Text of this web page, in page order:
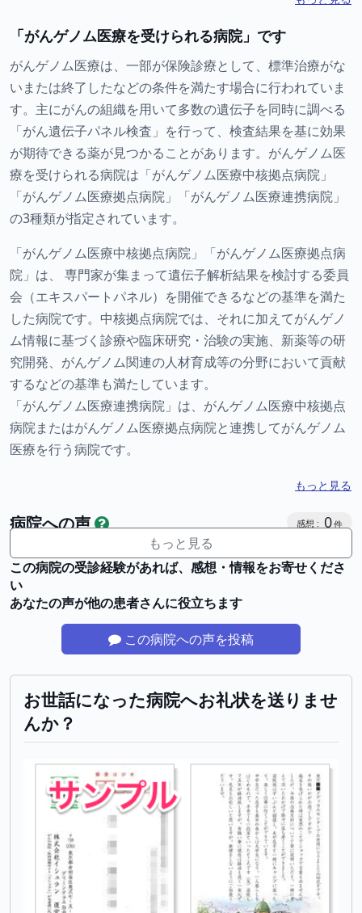
「がんゲノム医療を受けられる病院」です
がんゲノム医療は、一部が保険診療として、標準治療がな
いまたは終了したなどの条件を満たす場合に行われていま
す。主にがんの組織を用いて多数の遺伝子を同時に調べる
「がん遺伝子パネル検査」を行って、検査結果を基に効果
が期待できる薬が見つかることがあります。がんゲノム医
療を受けられる病院は「がんゲノム医療中核拠点病院」
「がんゲノム医療拠点病院」「がんゲノム医療連携病院」
の3種類が指定されています。
「がんゲノム医療中核拠点病院」「がんゲノム医療拠点病
院」は、 専門家が集まって遺伝子解析結果を検討する委員
会（エキスパートパネル）を開催できるなどの基準を満た
した病院です。中核拠点病院では、それに加えてがんゲノ
ム情報に基づく診療や臨床研究・治験の実施、新薬等の研
究開発、がんゲノム関連の人材育成等の分野において貢献
するなどの基準も満たしています。
「がんゲノム医療連携病院」は、がんゲノム医療中核拠点
病院またはがんゲノム医療拠点病院と連携してがんゲノム
医療を行う病院です。
もっと見る
病院への声 感想投稿
0
もっと見る
この病院の受診経験があれば、感想・情報をお寄せくださ
い
あなたの声が他の患者さんに役立ちます
この病院への声を投稿
お世話になった病院へお礼状を送りませ
んか？